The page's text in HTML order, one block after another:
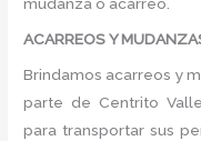
mudanza o acarreo.
ACARREOS Y
Brindamos acarreos y
parte de Centrito
para transportar sus